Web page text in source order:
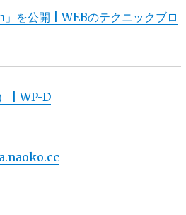
を公開 | WEBのテクニックブロ
| WP-D